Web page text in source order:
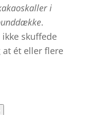
i
.
skuffede
at ét eller flere